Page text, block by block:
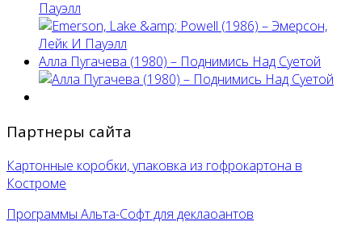
Пауэлл
Алла Пугачева (1980) – Поднимись Над Суетой
Партнеры сайта
Картонные коробки, упаковка из гофрокартона в
Костроме
Программы Альта-Софт для деклаоантов